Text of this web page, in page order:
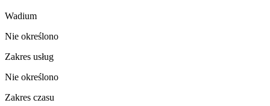
Wadium
Nie określono
Zakres usług
Nie określono
Zakres czasu